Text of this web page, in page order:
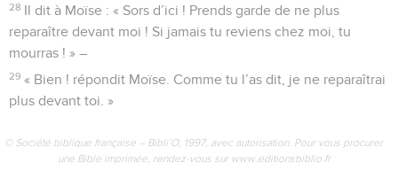
28 Il dit à Moïse : « Sors d’ici ! Prends garde de ne plus
reparaître devant moi ! Si jamais tu reviens chez moi, tu
mourras ! » –
29 « Bien ! répondit Moïse. Comme tu l’as dit, je ne reparaîtrai
plus devant toi. »
© Société biblique française – Bibli’O, 1997, avec autorisation. Pour vous procurer
une Bible imprimée, rendez-vous sur www.editionsbiblio.fr